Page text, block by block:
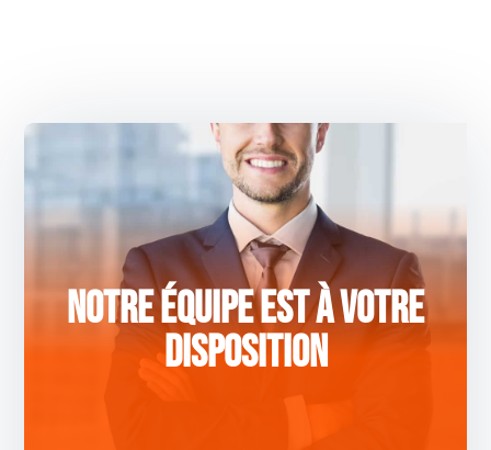
Notre équipe est à votre
disposition